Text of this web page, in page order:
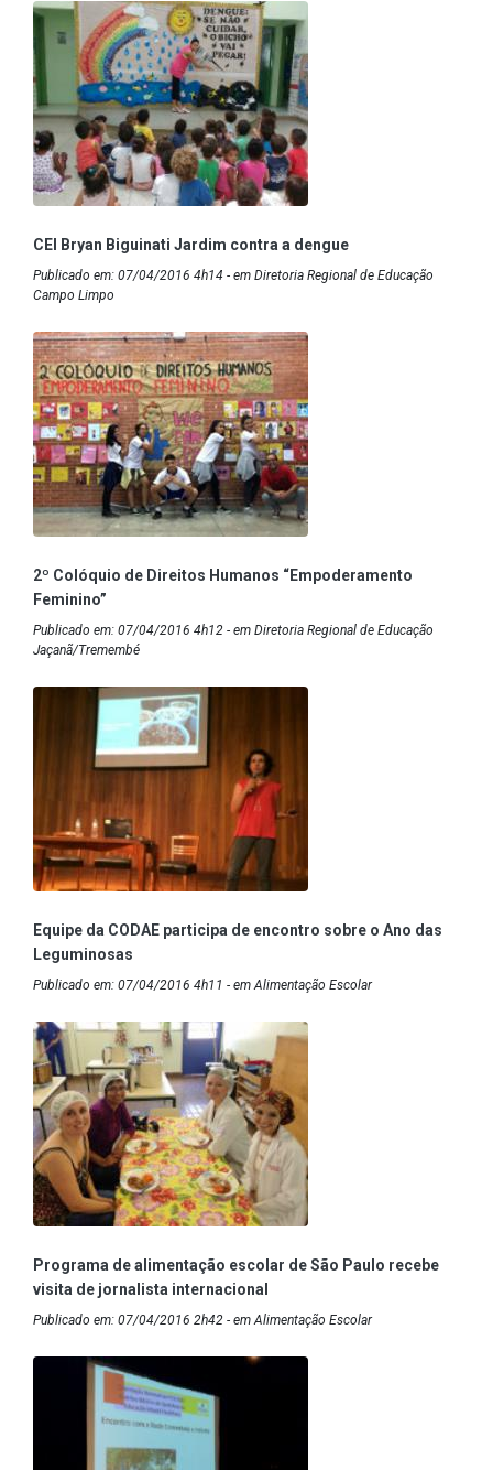
CEI Bryan Biguinati Jardim contra a dengue
Publicado em: 07/04/2016 4h14 - em Diretoria Regional de Educação
Campo Limpo
2º Colóquio de Direitos Humanos “Empoderamento
Feminino”
Publicado em: 07/04/2016 4h12 - em Diretoria Regional de Educação
Jaçanã/Tremembé
Equipe da CODAE participa de encontro sobre o Ano das
Leguminosas
Publicado em: 07/04/2016 4h11 - em Alimentação Escolar
Programa de alimentação escolar de São Paulo recebe
visita de jornalista internacional
Publicado em: 07/04/2016 2h42 - em Alimentação Escolar